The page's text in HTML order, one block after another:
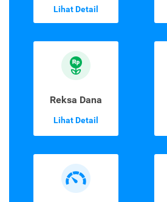
Lihat Detail
Reksa Dana
Lihat Detail